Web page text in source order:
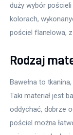
duży wybór
kolorach,
pościel flanelowa, z
Rodzaj
Bawełna to
Taki materiał jest
oddychać, dobrze
pościel można